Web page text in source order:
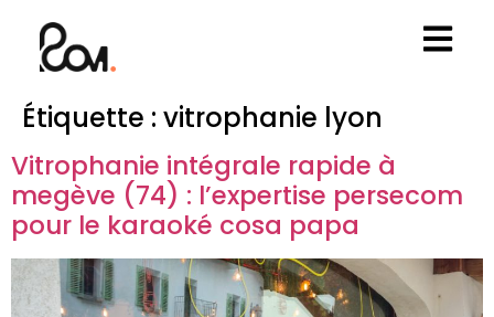
Étiquette : vitrophanie lyon
Vitrophanie intégrale rapide à
megève (74) : l’expertise persecom
pour le karaoké cosa papa